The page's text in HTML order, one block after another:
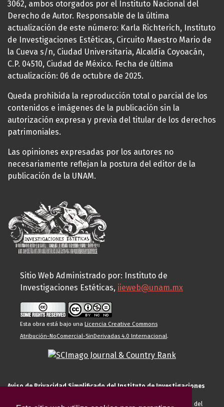
3062, ambos otorgados por el Instituto Nacional del
Derecho de Autor. Responsable de la última
actualización de este número: Karla Richterich, Instituto
de Investigaciones Estéticas, Circuito Maestro Mario de
la Cueva s/n, Ciudad Universitaria, Alcaldía Coyoacán,
C.P. 04510, Ciudad de México. Fecha de última
actualización: 06 de octubre de 2025.
Queda prohibida la reproducción total o parcial de los
contenidos e imágenes de la publicación sin la
autorización expresa y previa del titular de los derechos
patrimoniales.
Las opiniones expresadas por los autores no
necesariamente reflejan la postura del editor de la
publicación de la UNAM.
Sitio Web Administrado por: Instituto de
Investigaciones Estéticas, iieweb@unam.mx
Esta obra está bajo una Licencia Creative Commons
Atribución-NoComercial-SinDerivadas 4.0 Internacional.
Aviso de Privacidad Simplificado del Instituto de Investigaciones
El Instituto de Investigaciones Estéticas de la UNAM, es responsable del